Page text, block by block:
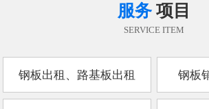
服务项目
SERVICE ITEM
钢板出租、路基板出租 钢板